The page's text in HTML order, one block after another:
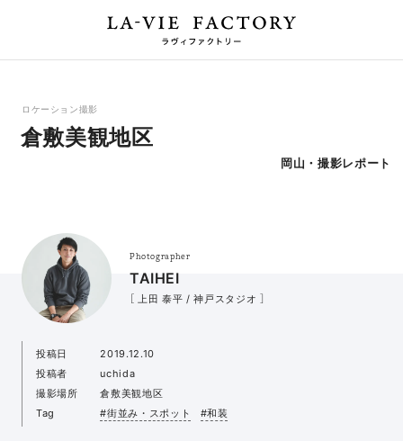
ロケーション撮影
倉敷美観地区
岡山・撮影レポート
Photographer
TAIHEI
［ 上田 泰平 / 神戸スタジオ ］
投稿日
2019.12.10
投稿者
uchida
撮影場所
倉敷美観地区
Tag
#街並み・スポット #和装